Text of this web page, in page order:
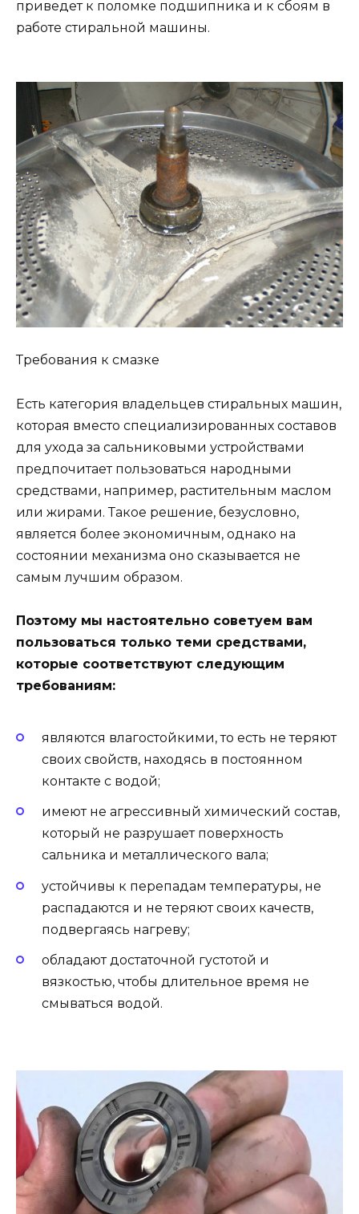
приведет к поломке подшипника и к сбоям в
работе стиральной машины.
Требования к смазке
Есть категория владельцев стиральных машин,
которая вместо специализированных составов
для ухода за сальниковыми устройствами
предпочитает пользоваться народными
средствами, например, растительным маслом
или жирами. Такое решение, безусловно,
является более экономичным, однако на
состоянии механизма оно сказывается не
самым лучшим образом.
Поэтому мы настоятельно советуем вам
пользоваться только теми средствами,
которые соответствуют следующим
требованиям:
являются влагостойкими, то есть не теряют
своих свойств, находясь в постоянном
контакте с водой;
имеют не агрессивный химический состав,
который не разрушает поверхность
сальника и металлического вала;
устойчивы к перепадам температуры, не
распадаются и не теряют своих качеств,
подвергаясь нагреву;
обладают достаточной густотой и
вязкостью, чтобы длительное время не
смываться водой.